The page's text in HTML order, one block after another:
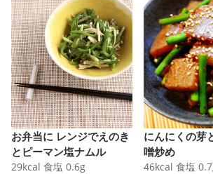
お弁当に レンジでえのき
とピーマン塩ナムル
29kcal 食塩 0.6g
にんにくの芽
噌炒め
46kcal 食塩 0.7